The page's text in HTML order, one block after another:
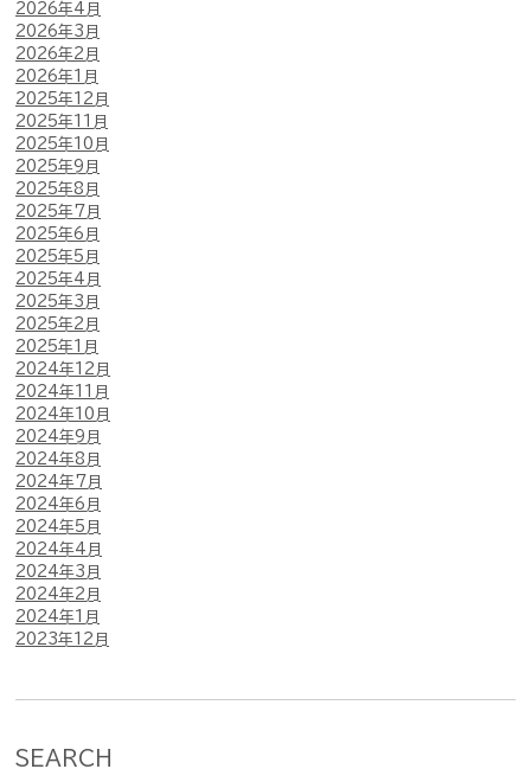
2026年4月
2026年3月
2026年2月
2026年1月
2025年12月
2025年11月
2025年10月
2025年9月
2025年8月
2025年7月
2025年6月
2025年5月
2025年4月
2025年3月
2025年2月
2025年1月
2024年12月
2024年11月
2024年10月
2024年9月
2024年8月
2024年7月
2024年6月
2024年5月
2024年4月
2024年3月
2024年2月
2024年1月
2023年12月
SEARCH